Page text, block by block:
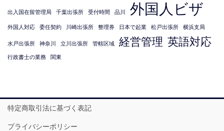
出入国在留管理局 千葉出張所 受付時間 品川 外国人ビザ
外国人対応 委任契約 川崎出張所 整理券 日本で起業 松戸出張所 横浜支局
水戸出張所 神奈川 立川出張所 管轄区域 経営管理 英語対応
行政書士の業務 関東
特定商取引法に基づく表記
プライバシーポリシー